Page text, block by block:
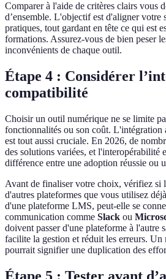
Comparer à l'aide de critères clairs vous
d’ensemble. L'objectif est d'aligner votre
pratiques, tout gardant en tête ce qui est
formations. Assurez-vous de bien peser
inconvénients de chaque outil.
Étape 4 : Considérer
compatibilité
Choisir un outil numérique ne se limite
fonctionnalités ou son coût. L'intégration
est tout aussi cruciale. En 2026, de
des solutions variées, et l'interopérabilité
différence entre une adoption réussie ou
Avant de finaliser votre choix, vérifiez si
d'autres plateformes que vous utilisez
d'une plateforme LMS, peut-elle se
communication comme Slack ou
doivent passer d'une plateforme à l'autre
facilite la gestion et réduit les erreurs.
pourrait signifier une duplication des